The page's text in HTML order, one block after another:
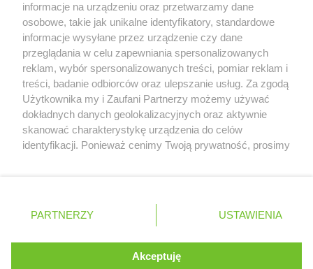
Gasly dołączył do krytyki obecnych
samochodów F1
Polityka prywatności © 2004 - 2026 GPmedia
Kopiowanie treści bez
zgody autorów zabronione.
powiązana w żaden sposób z grupą przedsiębiorstw Formula
do Formula One Licensing B.V
Serwis internetowy, z którego korzystasz, używa plików
cookies. Są to pliki instalowane w urządzeniach
końcowych osób korzystających z serwisu, w celu
administrowania serwisem, poprawy jakości
Dowiedz się więcej o naszej polityce
ROZUMIEM
informacje na urządzeniu oraz przetwarzamy dane
osobowe, takie jak unikalne identyfikatory, standardowe
informacje wysyłane przez urządzenie czy dane
przeglądania w celu zapewniania spersonalizowanych
reklam, wybór spersonalizowanych treści, pomiar reklam i
treści, badanie odbiorców oraz ulepszanie usług. Za zgodą
Użytkownika my i Zaufani Partnerzy możemy używać
dokładnych danych geolokalizacyjnych oraz aktywnie
skanować charakterystykę urządzenia do celów
identyfikacji. Ponieważ cenimy Twoją prywatność, prosimy
prywatności znajdujący się w lewym dolnym rogu strony
. Niektóre rodzaje przetwarzania danych nie wymagają
takiemu przetwarzaniu. Preferencje będą miały
PARTNERZY USTAWIENIA
Akceptuję